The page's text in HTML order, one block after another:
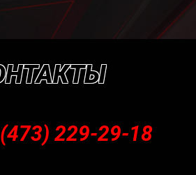
229-29-18